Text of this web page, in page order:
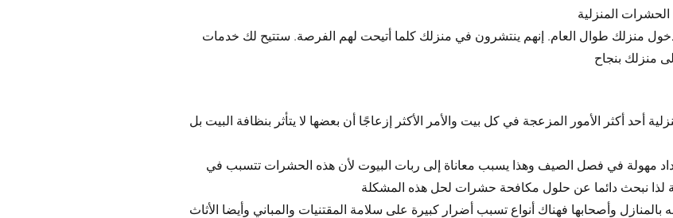
منزلك طوال العام. إنهم ينتشرون في منزلك كلما أتيحت لهم الفرصة. ستتيح لك خدمات
منزلك بنجاح
أحد أكثر الأمور المزعجة في كل بيت والأمر الأكثر إزعاجًا أن بعضها لا يتأثر بنظافة البيت بل
مهولة في فصل الصيف وهذا يسبب معاناة إلى ربات البيوت لأن هذه الحشرات تتسبب في
وأصحابها فهناك أنواع تسبب أضرار كبيرة على سلامة المقتنيات والمباني وأيضا الأثاث